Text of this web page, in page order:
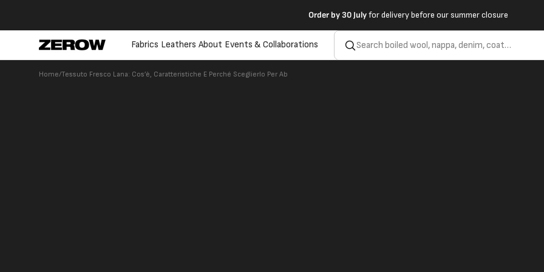
Order by 30 Julyfor delivery before our summer closure
Fabrics Leathers About Events & Collaborations
Home/Tessuto Fresco Lana: Cos’è, Caratteristiche E Perché Sceglierlo Per Ab